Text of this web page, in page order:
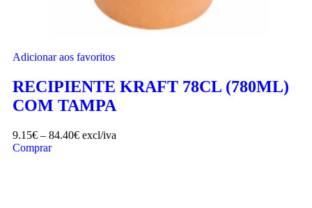
Adicionar aos favoritos
RECIPIENTE KRAFT 78CL (780ML)
COM TAMPA
9.15€ – 84.40€ excl/iva
Comprar